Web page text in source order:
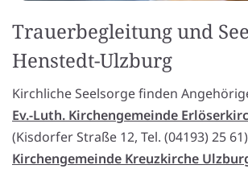
Trauerbegleitung und
Henstedt-Ulzburg
Kirchliche Seelsorge finden
Ev.-Luth. Kirchengemeinde
(Kisdorfer Straße 12, Tel. (04193) 25
Kirchengemeinde Kreuzkirche